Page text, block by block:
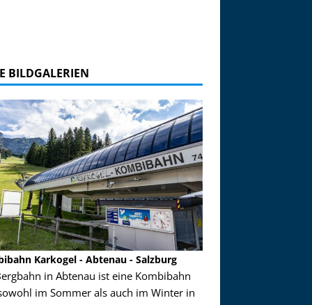
BILDGALERIEN
Karkogel - Abtenau - Salzburg
in Abtenau ist eine Kombibahn
im Sommer als auch im Winter in